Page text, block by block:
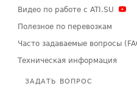
Видео по работе с ATI.SU
Полезное по перевозкам
Часто задаваемые вопросы
Техническая информация
ЗАДАТЬ ВОПРОС